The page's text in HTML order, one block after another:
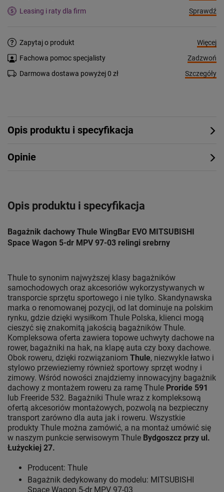
Leasing i raty dla firm
Sprawdź
Zapytaj o produkt
Więcej
Fachowa pomoc specjalisty
Zadzwoń
Darmowa dostawa powyżej 0 zł
Szczegóły
Opis produktu i specyfikacja
Opinie
Opis produktu i specyfikacja
Bagażnik dachowy Thule WingBar EVO MITSUBISHI
Space Wagon 5-dr MPV 97-03 relingi srebrny
Thule to synonim najwyższej klasy bagażników
samochodowych oraz akcesoriów wykorzystywanych w
transporcie sprzętu sportowego i nie tylko. Skandynawska
marka o renomowanej pozycji, od lat dominuje na polskim
rynku, gdzie dzięki wysiłkom Thule Polska, klienci mogą
cieszyć się znakomitą jakością bagażników Thule.
Kompleksowa oferta zawiera topowe uchwyty dachowe na
rower, bagażniki na hak, na klapę auta czy boxy dachowe.
Obok roweru, dzięki rozwiązaniom Thule, niezwykle łatwo i
stylowo przewieziemy również sportowy sprzęt wodny i
zimowy. Wśród nowości znajdziemy innowacyjny bagażnik
dachowy z montażem roweru za ramę Thule Proride 591
lub Freeride 532. Bagażniki Thule wraz z kompleksową
ofertą akcesoriów montażowych, pozwolą na bezpieczny
transport zarówno dla auta jak i roweru. Wszystkie
produkty Thule można zamówić, a na montaż umówić się
w naszym punkcie serwisowym Thule Bydgoszcz przy ul.
Łużyckiej 27.
Producent: Thule
Bagażnik dedykowany do modelu: MITSUBISHI
Space Wagon 5-dr MPV 97-03